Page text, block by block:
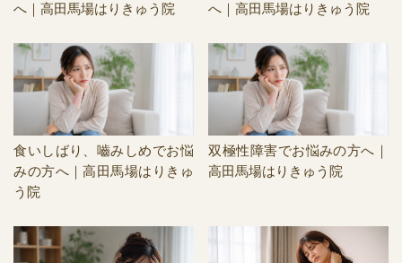
へ｜高田馬場はりきゅう院
へ｜高田馬場はりきゅう院
食いしばり、嚙みしめでお悩
みの方へ｜高田馬場はりきゅ
う院
双極性障害でお悩みの方へ｜
高田馬場はりきゅう院